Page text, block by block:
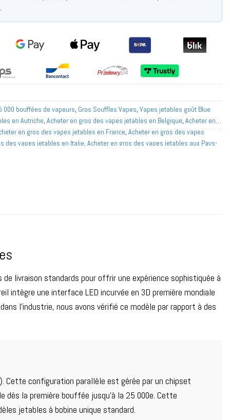
000 bouffées de vapeurs, Gros Souffles Vapes, Vapes jetables goût Blue
en Autriche, Acheter en gros des vapes jetables en Belgique, Acheter en
en gros des vapes jetables en France,Acheter en gros des vapes
des vapes jetables en Italie, Acheter en gros des vapes jetables aux Pays-
en Norvège
livraison standards pour offrir une expérience sophistiquée à
une interface LED incurvée en 3D première mondiale
l'industrie, nous avons vérifié ce modèle par rapport à des
Cette configuration parallèle est gérée par un chipset
dès la première bouffée jusqu'à la 25 000e. Cette
jetables à bobine unique standard.